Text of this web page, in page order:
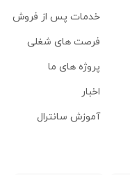
خدمات پس از فروش
فرصت های شغلی
پروژه های ما
اخبار
آموزش سانترال